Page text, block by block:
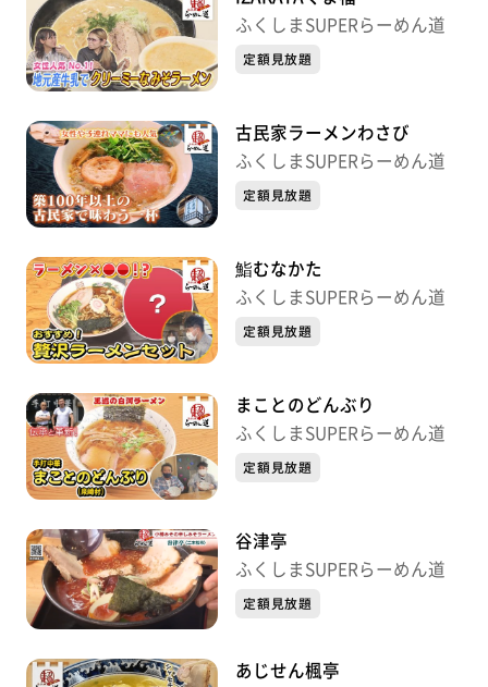
ふくしまSUPERらーめん道
定額見放題
古民家ラーメンわさび
ふくしまSUPERらーめん道
定額見放題
鮨むなかた
ふくしまSUPERらーめん道
定額見放題
まことのどんぶり
ふくしまSUPERらーめん道
定額見放題
谷津亭
ふくしまSUPERらーめん道
定額見放題
あじせん楓亭